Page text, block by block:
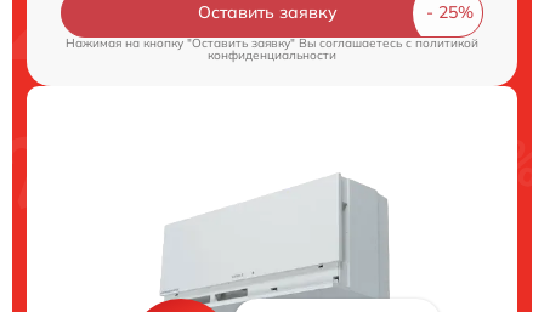
Оставить заявку
Нажимая на кнопку "Оставить заявку" Вы соглашаетесь c политикой
конфиденциальности